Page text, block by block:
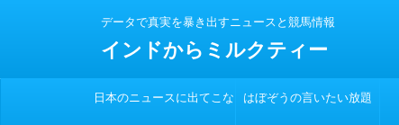
データで真実を暴き出すニュースと競馬情報
インドからミルクティー
日本のニュースに出てこな はぼぞうの言いたい放題